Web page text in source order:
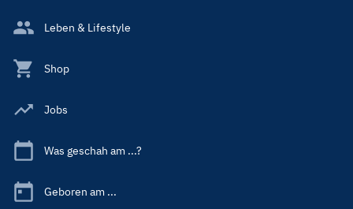
Leben & Lifestyle
Shop
Jobs
Was geschah am ...?
Geboren am ...